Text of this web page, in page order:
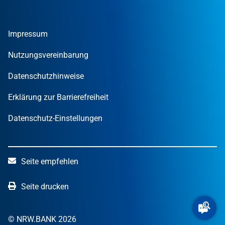
Finanzpublikationen
Öffentliche Kunden
STARTERCENTER NRW
NRW.Venture
Impressum
Nutzungsvereinbarung
Datenschutzhinweise
Erklärung zur Barrierefreiheit
Datenschutz-Einstellungen
Seite empfehlen
Seite drucken
© NRW.BANK 2026